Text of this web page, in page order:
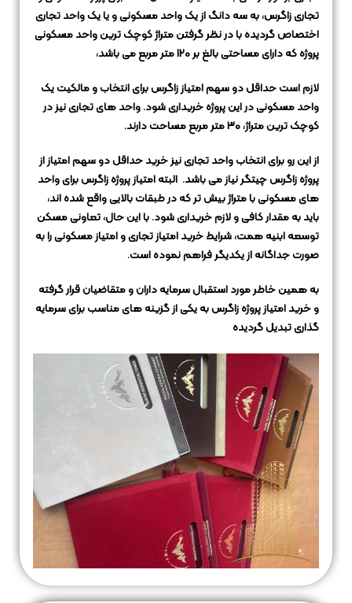
تجاری زاگرس، به سه دانگ از یک واحد مسکونی و یا یک واحد تجاری
اختصاص گردیدهبا در نظر گرفتن متراژ کوچک ترین واحد مسکونی
پروژه که دارای مساحتی بالغ بر 120 متر مربع می باشد،
لازم است حداقل دو سهم امتیاز زاگرس برای انتخاب و مالکیت یک
واحد مسکونی در این پروژه خریداری شود.واحد های تجاری نیز در
کوچک ترین متراژ، 30 متر مربع مساحت دارند.
از این رو برای انتخاب واحد تجاری نیز خرید حداقل دو سهم امتیاز از
پروژه زاگرس چیتگر نیاز می باشد. البته امتیاز پروژه زاگرس برای واحد
های مسکونی با متراژ بیش تر که در طبقات بالایی واقع شده اند،
باید به مقدار کافی و لازم خریداری شود.با این حال، تعاونی مسکن
توسعه ابنیه همت، شرایط خرید امتیاز تجاری و امتیاز مسکونی را به
صورت جداگانه از یکدیگر فراهم نموده است.
به همین خاطر مورد استقبال سرمایه داران و متقاضیان قرار گرفته
و خرید امتیاز پروژه زاگرس به یکی از گزینه های مناسب برای سرمایه
گذاری تبدیل گردیده